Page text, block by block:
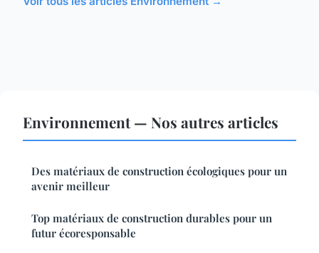
Environnement — Nos autres articles
Des matériaux de construction écologiques pour un
avenir meilleur
Top matériaux de construction durables pour un
futur écoresponsable